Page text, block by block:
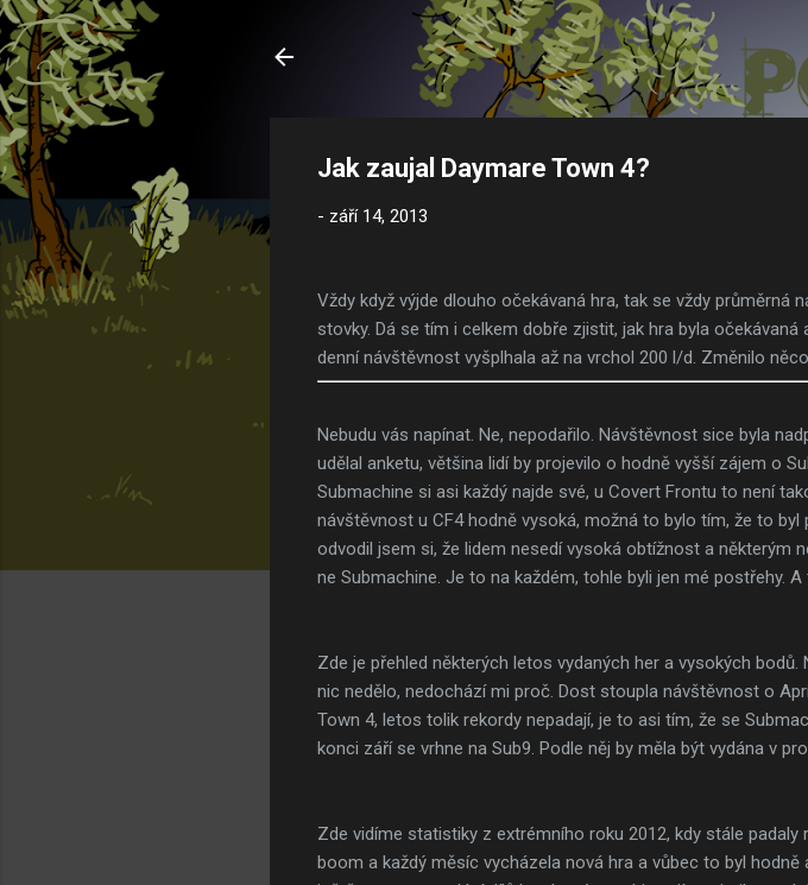
Přeskočit na
Jak zaujal Daymare Town 4?
- září 14, 2013
Vždy když výjde dlouho očekávaná hra, tak se vždy průměrná
stovky. Dá se tím i celkem dobře zjistit, jak hra byla
denní návštěvnost vyšplhala až na vrchol 200 l/d. Změnilo
Nebudu vás napínat. Ne, nepodařilo. Návštěvnost sice byla
udělal anketu, většina lidí by projevilo o hodně vyšší zájem o
Submachine si asi každý najde své, u Covert Frontu to není
návštěvnost u CF4 hodně vysoká, možná to bylo tím, že to
odvodil jsem si, že lidem nesedí vysoká obtížnost a některým
ne Submachine. Je to na každém, tohle byli jen mé postřehy.
Zde je přehled některých letos vydaných her a vysokých
nic nedělo, nedochází mi proč. Dost stoupla návštěvnost o
Town 4, letos tolik rekordy nepadají, je to asi tím, že se
konci září se vrhne na Sub9. Podle něj by měla být vydána v
Zde vidíme statistiky z extrémního roku 2012, kdy stále
boom a každý měsíc vycházela nová hra a vůbec to byl